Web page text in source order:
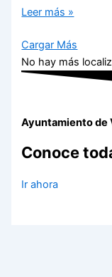
Leer más »
Cargar Más
No hay más
Ayuntamiento de
Conoce
Ir ahora